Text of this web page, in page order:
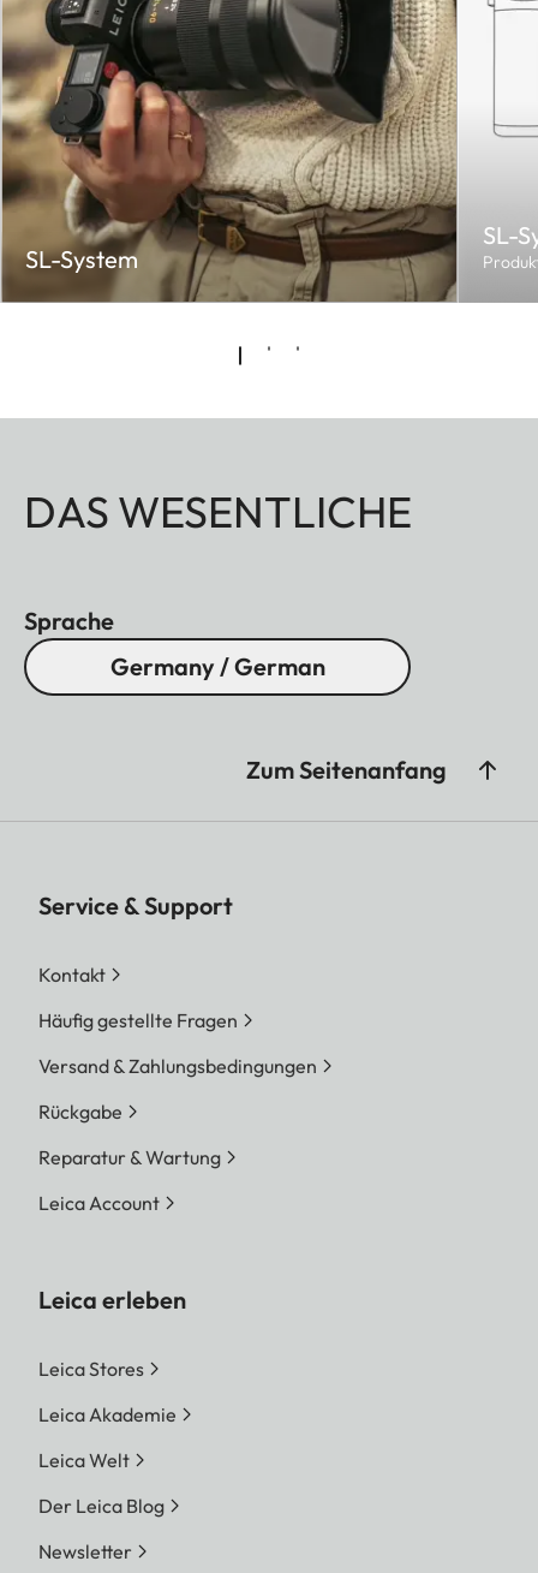
SL-System
SL-
DAS WESENTLICHE
Sprache
Germany / German
Zum Seitenanfang
Service & Support
Kontakt
Häufig gestellte Fragen
Versand & Zahlungsbedingungen
Rückgabe
Reparatur & Wartung
Leica Account
Leica erleben
Leica Stores
Leica Akademie
Leica Welt
Der Leica Blog
Newsletter